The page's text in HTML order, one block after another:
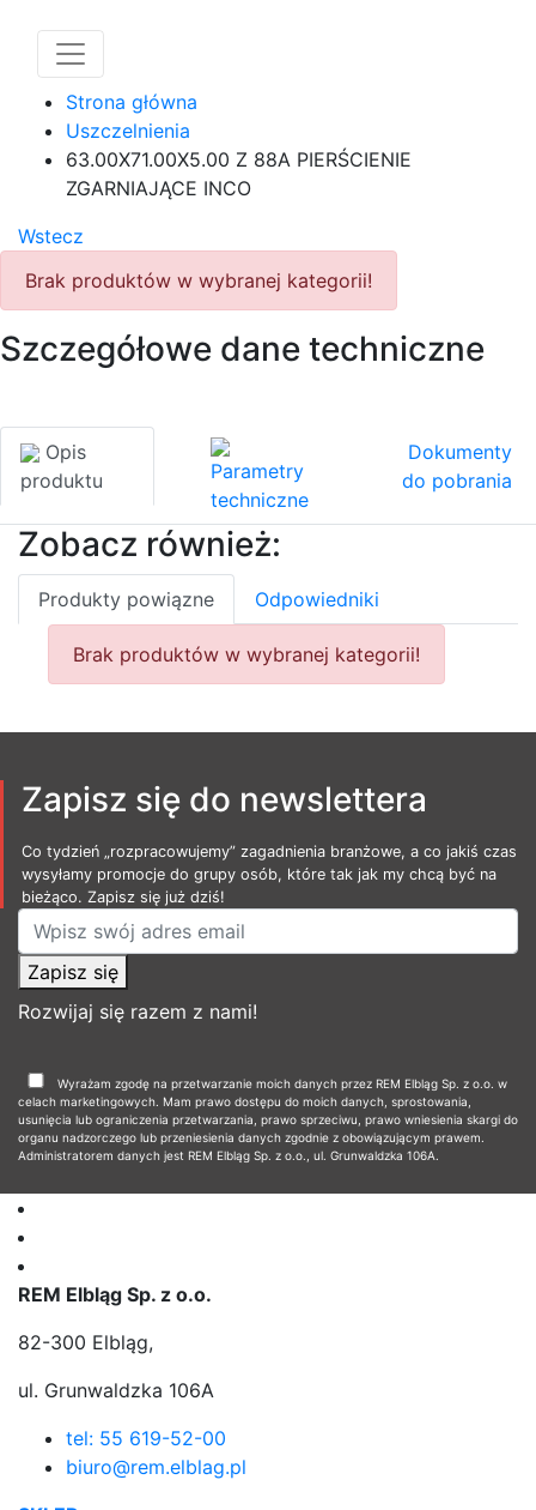
Strona główna
Uszczelnienia
63.00X71.00X5.00 Z 88A PIERŚCIENIE
ZGARNIAJĄCE INCO
Wstecz
Brak produktów w wybranej kategorii!
Szczegółowe dane techniczne
Opis
produktu
Parametry
techniczne
Dokumenty
do pobrania
Zobacz również:
Produkty powiązne Odpowiedniki
Brak produktów w wybranej kategorii!
Zapisz się do newslettera
Co tydzień „rozpracowujemy” zagadnienia branżowe, a co jakiś czas
wysyłamy promocje do grupy osób, które tak jak my chcą być na
bieżąco. Zapisz się już dziś!
Zapisz się
Rozwijaj się razem z nami!
Wyrażam zgodę na przetwarzanie moich danych przez REM Elbląg Sp. z o.o. w
celach marketingowych. Mam prawo dostępu do moich danych, sprostowania,
usunięcia lub ograniczenia przetwarzania, prawo sprzeciwu, prawo wniesienia skargi do
organu nadzorczego lub przeniesienia danych zgodnie z obowiązującym prawem.
Administratorem danych jest REM Elbląg Sp. z o.o., ul. Grunwaldzka 106A.
REM Elbląg Sp. z o.o.
82-300 Elbląg,
ul. Grunwaldzka 106A
tel: 55 619-52-00
biuro@rem.elblag.pl